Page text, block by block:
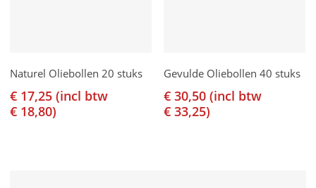
Toevoegen Aan
Naturel Oliebollen 20 stuks
€17,25 (incl btw
€18,80)
Toevoegen Aan
Gevulde Oliebollen 40 stuks
€30,50 (incl btw
€33,25)